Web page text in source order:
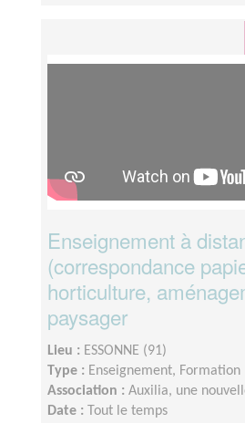
Enseignement à
(correspondance
horticulture,
paysager
Lieu : ESSONNE (91)
Type : Enseignement, Formation
Association : Auxilia, une
Date :
Tout le temps